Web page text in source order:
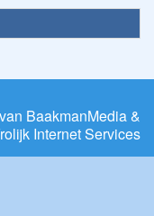
BaakmanMedia&
Internet Services